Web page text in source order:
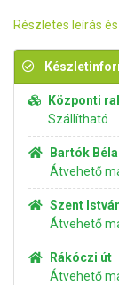
Részletes leírás
Központi
Szállítható
Bartók Béla
Átvehető
Szent
Átvehető
Rákóczi út
Átvehető